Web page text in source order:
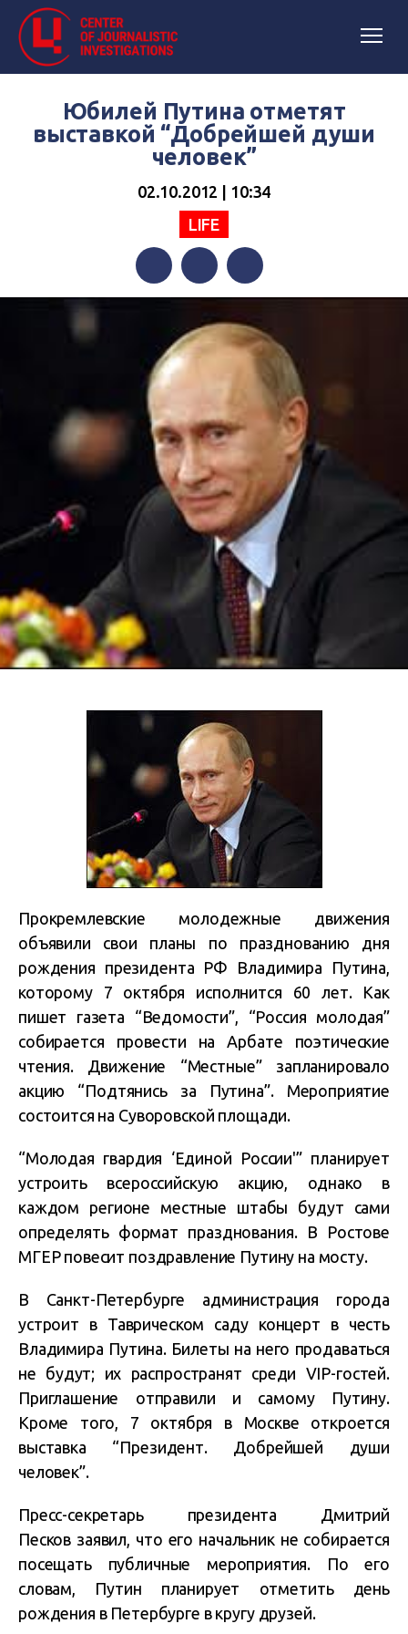
Юбилей Путина отметят
выставкой “Добрейшей души
человек”
02.10.2012 | 10:34
LIFE
FacebookTwitterTelegram
Прокремлевские молодежные движения
объявили свои планы по празднованию дня
рождения президента РФ Владимира Путина,
которому 7 октября исполнится 60 лет. Как
пишет газета “Ведомости”, “Россия молодая”
собирается провести на Арбате поэтические
чтения. Движение “Местные” запланировало
акцию “Подтянись за Путина”. Мероприятие
состоится на Суворовской площади.
“Молодая гвардия ‘Единой России'” планирует
устроить всероссийскую акцию, однако в
каждом регионе местные штабы будут сами
определять формат празднования. В Ростове
МГЕР повесит поздравление Путину на мосту.
В Санкт-Петербурге администрация города
устроит в Таврическом саду концерт в честь
Владимира Путина. Билеты на него продаваться
не будут; их распространят среди VIP-гостей.
Приглашение отправили и самому Путину.
Кроме того, 7 октября в Москве откроется
выставка “Президент. Добрейшей души
человек”.
Пресс-секретарь президента Дмитрий
Песков заявил, что его начальник не собирается
посещать публичные мероприятия. По его
словам, Путин планирует отметить день
рождения в Петербурге в кругу друзей.